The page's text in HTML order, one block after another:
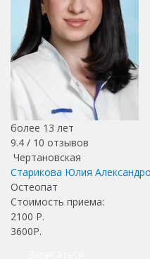
более 13 лет
9.4 / 10 отзывов
Чертановская
Старикова Юлия
Остеопат
Стоимость приема:
2100 Р.
3600Р.